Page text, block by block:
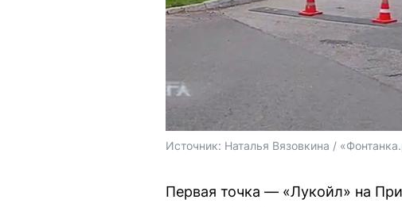
Источник: Наталья Вязовкина /
Первая точка — «Лукойл» на